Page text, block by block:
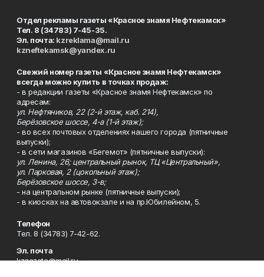
Отдел рекламы газеты «Красное знамя Нефтекамск»
Тел. 8 (34783) 7-45-35.
Эл. почта: kzreklama@mail.ru
kzneftekamsk@yandex.ru
Свежий номер газеты «Красное знамя Нефтекамск»
всегда можно купить в точках продаж:
- в редакции газеты «Красное знамя Нефтекамск» по
адресам:
ул. Нефтяников, 22 (2-й этаж, каб. 214),
Берёзовское шоссе, 4-а (1-й этаж);
- во всех почтовых отделениях нашего города (пятничные
выпуски);
- в сети магазинов «Бегемот» (пятничные выпуски):
ул. Ленина, 26; центральный рынок, ТЦ «Центральный»,
ул. Парковая, 2 (цокольный этаж);
Берёзовское шоссе, 3-в;
- на центральном рынке (пятничные выпуски);
- в киосках на автовокзале и на пр.Юбилейном, 5.
Телефон
Тел. 8 (34783) 7-42-62.
Эл. почта
kzgazeta@mail.ru